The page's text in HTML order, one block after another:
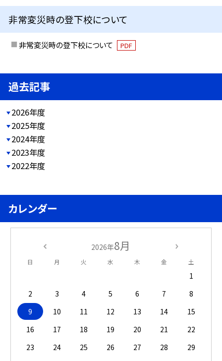
非常変災時の登下校について
非常変災時の登下校について PDF
過去記事
2026年度
2025年度
2024年度
2023年度
2022年度
カレンダー
2026年8月
日 月 火 水 木 金 土
1
2
3 4 5 6 7
8
9
10 11 12 13 14
15
16
17 18 19 20 21
22
23
24 25 26 27 28
29